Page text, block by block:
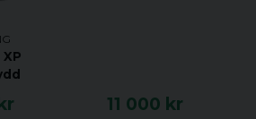
11 000 kr